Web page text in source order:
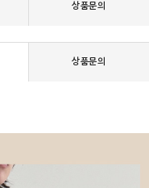
상품문의
상품문의